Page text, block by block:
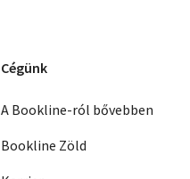
Cégünk
A Bookline-ról bővebben
Bookline Zöld